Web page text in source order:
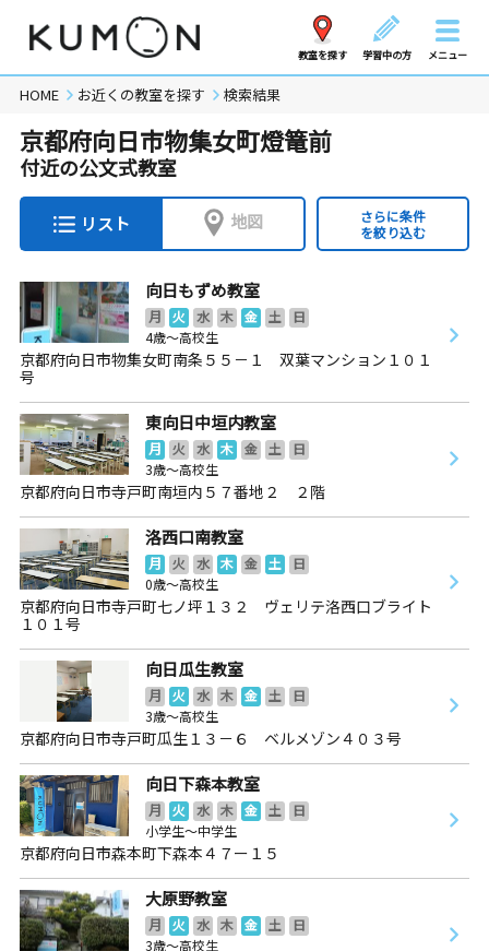
教室を探す 学習中の方 メニュー
HOME お近くの教室を探す 検索結果
京都府向日市物集女町燈篭前
付近の公文式教室
リスト 地図
さらに条件
を絞り込む
向日もずめ教室
月 火 水 木 金 土
日
4歳～高校生
京都府向日市物集女町南条５５－１ 双葉マンション１０１
号
東向日中垣内教室
月 火 水 木 金 土
日
3歳～高校生
京都府向日市寺戸町南垣内５７番地２ ２階
洛西口南教室
月 火 水 木 金 土
日
0歳～高校生
京都府向日市寺戸町七ノ坪１３２ ヴェリテ洛西口ブライト
１０１号
向日瓜生教室
月 火 水 木 金 土
日
3歳～高校生
京都府向日市寺戸町瓜生１３－６ ベルメゾン４０３号
向日下森本教室
月 火 水 木 金 土
日
小学生～中学生
京都府向日市森本町下森本４７ー１５
大原野教室
月 火 水 木 金 土
日
3歳～高校生